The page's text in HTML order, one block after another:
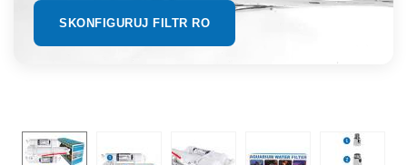
SKONFIGURUJ FILTR RO